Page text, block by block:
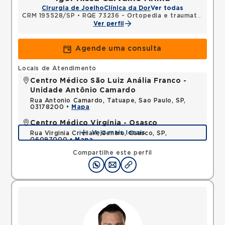
Cirurgia de JoelhoClínica da DorVer todas
CRM 195528/SP •
RQE 73236 - Ortopedia e traumatologia
Ver perfil
Agende uma consulta
Compartilhe este perfil
Locais de Atendimento
Centro Médico São Luiz Anália Franco -
Unidade Antônio Camardo
Rua Antonio Camardo, Tatuape, Sao Paulo, SP,
03178200 •
Mapa
Centro Médico Virgínia - Osasco
Rua Virginia Crivilari, Centro, Osasco, SP,
06097000 •Mapa
Veja mais locais